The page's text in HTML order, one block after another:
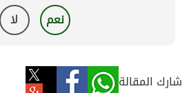
نعم لا
شارك المقالة